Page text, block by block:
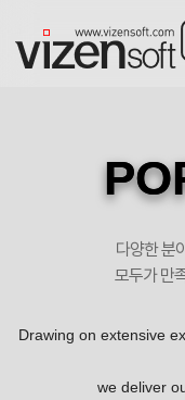
다양한 분
모두가 만
Drawing on extensive
we deliver